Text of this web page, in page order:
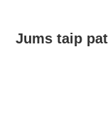
Jums taip